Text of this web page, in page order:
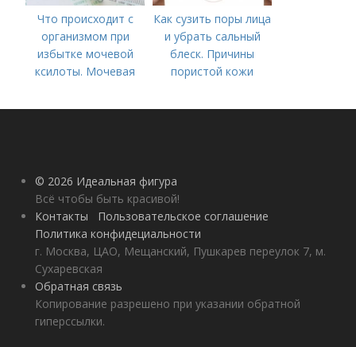
Что происходит с
организмом при
избытке мочевой
ксилоты. Мочевая
норма и отклонения
Как сузить поры лица
и убрать сальный
блеск. Причины
пористой кожи
© 2026 Идеальная фигура
Всё чтобы быть красивой!
Контакты
Пользовательское соглашение
Политика конфидециальности
г. Москва, ЦАО, Мещанский, Пушкарев переулок 7, м.
Сухаревская
Обратная связь
Копирование разрешено при указании обратной
гиперссылки.